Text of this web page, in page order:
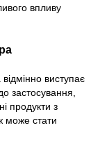
впливу
виступає
застосування,
продукти з
може стати